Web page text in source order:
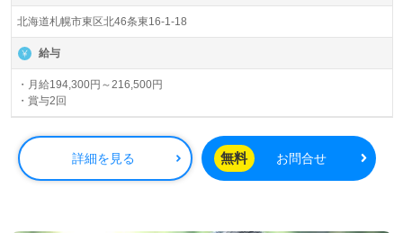
社会福祉法人札幌蒼生会（本部：北海道札幌市）様の運営
です。北海道を中心に特別養護老人ホーム、デイサービ
ス、小規模多機能型居宅介護、グループホーム、居宅介護
◎デイサービス、小規模多機能、グループホーム、居宅介
護支援事務所併設の事業所様！◎
看護助手や介護職経験のある方をお迎えします。グループ
ホームでの勤務経験は問いません。住宅手当、食事手当
（1食260円）等の手厚い福利厚生、自分らしくいきいきと
北海道札幌市東区北46条東16-1-18
給与
・月給194,300円～216,500円
・賞与2回
詳細を見る 無料 お問合せ